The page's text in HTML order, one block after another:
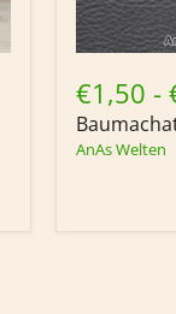
€1,50 -
AnAs Welten